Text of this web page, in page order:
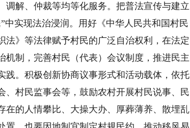
解、仲裁等均等化服务。把普法宣传与建立
实现法治浸润。用好《中华人民共和国村民
》等法律赋予村民的广泛自治权利，在法定
制，完善村民（代表）会议制度，推进民主
践。积极创新协商议事形式和活动载体，依托
村民监事会等，鼓励农村开展村民说事、民
在的人情攀比、大操大办、厚葬薄养、散埋乱